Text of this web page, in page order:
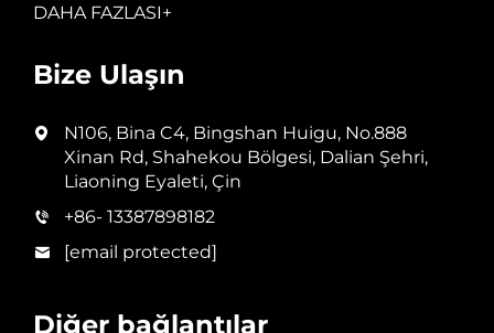
DAHA FAZLASI+
Bize Ulaşın
N106, Bina C4, Bingshan Huigu, No.888
Xinan Rd, Shahekou Bölgesi, Dalian Şehri,
Liaoning Eyaleti, Çin
+86- 13387898182
[email protected]
Diğer bağlantılar